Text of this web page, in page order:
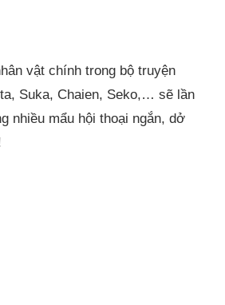
vật chính trong bộ truyện
Suka, Chaien, Seko,… sẽ lần
nhiều mẩu hội thoại ngắn, dở